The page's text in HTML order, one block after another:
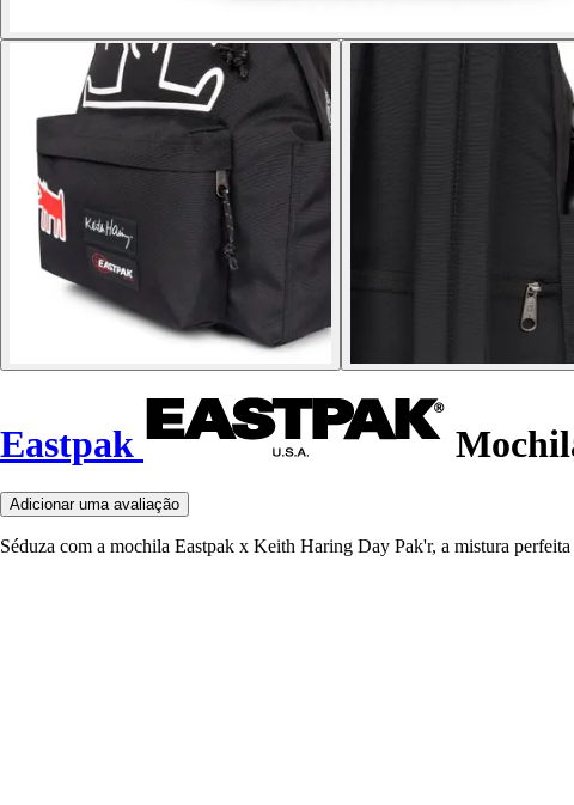
Eastpak
Adicionar uma avaliação
Séduza com a mochila Eastpak x Keith Haring Day Pak'r, a mistura